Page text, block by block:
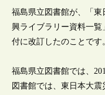
福島県立図書館が、「東
興ライブラリー資料一覧
付に改訂したのことです
福島県立図書館では、
図書館では、東日本大